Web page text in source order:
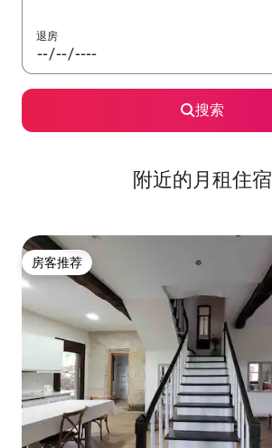
退房
搜索
附近的月租住宿
房客推荐
房客推荐